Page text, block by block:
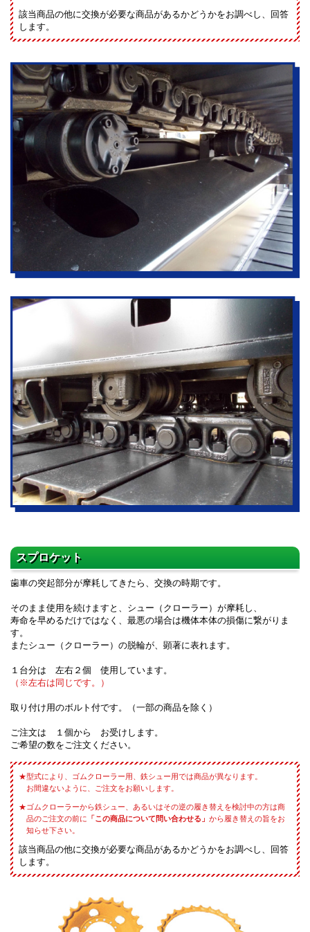
該当商品の他に交換が必要な商品があるかどうかをお調べし、回答
します。
スプロケット
歯車の突起部分が摩耗してきたら、交換の時期です。
そのまま使用を続けますと、シュー（クローラー）が摩耗し、
寿命を早めるだけではなく、最悪の場合は機体本体の損傷に繋がりま
す。
またシュー（クローラー）の脱輪が、顕著に表れます。
１台分は 左右２個 使用しています。
（※左右は同じです。）
取り付け用のボルト付です。（一部の商品を除く）
ご注文は １個から お受けします。
ご希望の数をご注文ください。
型式により、ゴムクローラー用、鉄シュー用では商品が異なります。
お間違ないように、ご注文をお願いします。
ゴムクローラーから鉄シュー、あるいはその逆の履き替えを検討中の方は商
品のご注文の前に 「この商品について問い合わせる」から履き替えの旨をお
知らせ下さい。
該当商品の他に交換が必要な商品があるかどうかをお調べし、回答
します。